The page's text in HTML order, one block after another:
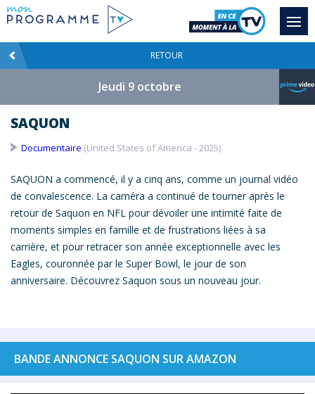
RETOUR
Jeudi 9 octobre
SAQUON
Documentaire (United States of America - 2025)
SAQUON a commencé, il y a cinq ans, comme un journal vidéo
de convalescence. La caméra a continué de tourner après le
retour de Saquon en NFL pour dévoiler une intimité faite de
moments simples en famille et de frustrations liées à sa
carrière, et pour retracer son année exceptionnelle avec les
Eagles, couronnée par le Super Bowl, le jour de son
anniversaire. Découvrez Saquon sous un nouveau jour.
BANDE ANNONCE SAQUON SUR AMAZON